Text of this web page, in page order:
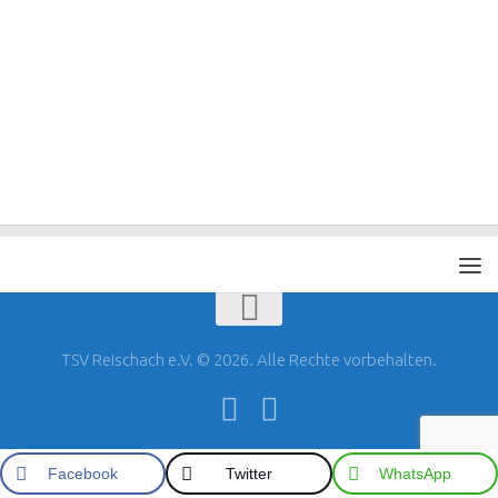
TSV Reischach e.V. © 2026. Alle Rechte vorbehalten.
Facebook Twitter WhatsApp